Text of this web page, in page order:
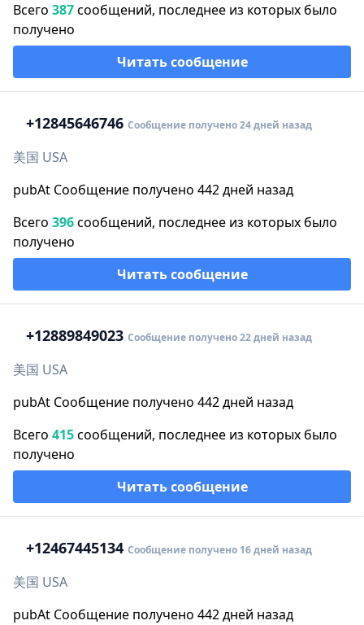
Всего 387сообщений, последнее из которых было
получено
Читать сообщение
+12845646746 Сообщение получено 24 дней назад
美国 USA
pubAt Сообщение получено 442 дней назад
Всего 396сообщений, последнее из которых было
получено
Читать сообщение
+12889849023 Сообщение получено 22 дней назад
美国 USA
pubAt Сообщение получено 442 дней назад
Всего 415сообщений, последнее из которых было
получено
Читать сообщение
+12467445134 Сообщение получено 16 дней назад
美国 USA
pubAt Сообщение получено 442 дней назад